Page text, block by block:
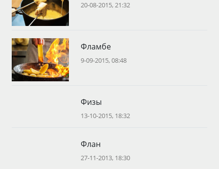
20-08-2015, 21:32
Фламбе
9-09-2015, 08:48
Физы
13-10-2015, 18:32
Флан
27-11-2013, 18:30